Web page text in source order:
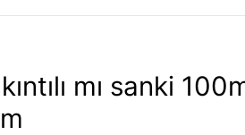
mı sanki